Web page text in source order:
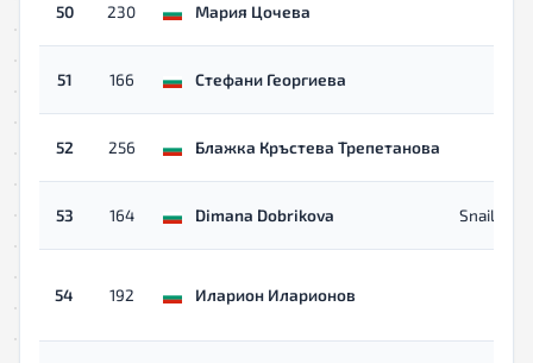
50 230 Мария Цочева
51 166 Стефани Георгиева
52 256 Блажка Кръстева Трепетанова
53 164 Dimana Dobrikova Snail run
54 192 Иларион Иларионов